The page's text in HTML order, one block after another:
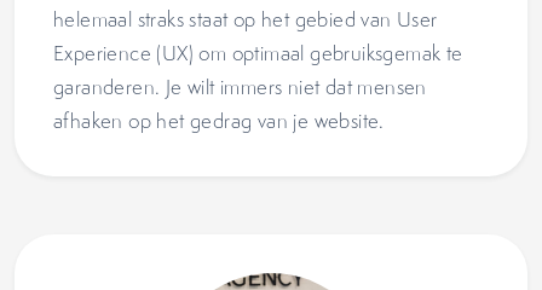
helemaal straks staat op het gebied van User
Experience (UX) om optimaal gebruiksgemak te
garanderen. Je wilt immers niet dat mensen
afhaken op het gedrag van je website.